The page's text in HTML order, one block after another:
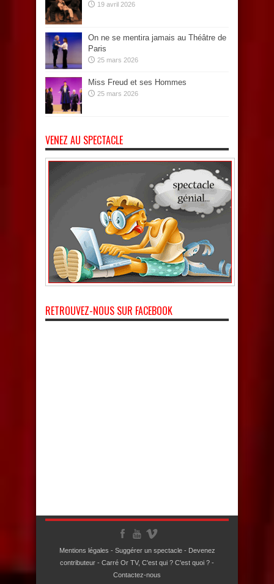
19 avril 2026
On ne se mentira jamais au Théâtre de
Paris
25 mars 2026
Miss Freud et ses Hommes
25 mars 2026
VENEZ AU SPECTACLE
RETROUVEZ-NOUS SUR FACEBOOK
Mentions légales - Suggérer un spectacle- Devenez
contributeur - Carré Or TV, C'est qui ? C'est quoi ? -
Contactez-nous